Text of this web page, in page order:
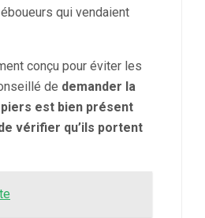
qui vendaient
conçu pour éviter les
de demander la
est bien présent
vérifier qu’ils portent